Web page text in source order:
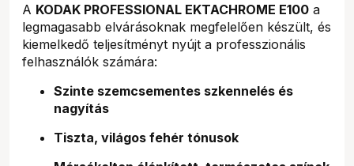
A KODAK PROFESSIONAL EKTACHROME E100 a
legmagasabb elvárásoknak megfelelően készült, és
kiemelkedő teljesítményt nyújt a professzionális
felhasználók számára:
Szinte szemcsementes szkennelés és
nagyítás
Tiszta, világos fehér tónusok